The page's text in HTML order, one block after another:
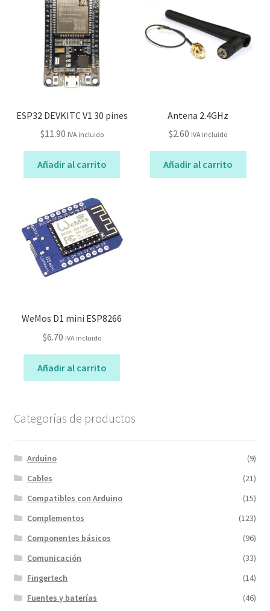
ESP32 DEVKITC V1 30 pines
$11.90 IVA incluido
Añadir al carrito
Antena 2.4GHz
$2.60 IVA incluido
Añadir al carrito
WeMos D1 mini ESP8266
$6.70 IVA incluido
Añadir al carrito
Categorías de productos
Arduino
(9)
Cables
(21)
Compatibles con Arduino
(15)
Complementos
(123)
Componentes básicos
(96)
Comunicación
(33)
Fingertech
(14)
Fuentes y baterías
(46)